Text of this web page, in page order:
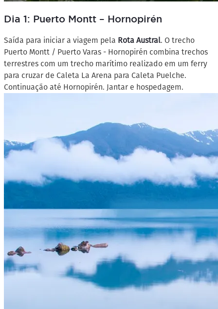
Dia 1: Puerto Montt – Hornopirén
Saída para iniciar a viagem pela Rota Austral. O trecho
Puerto Montt / Puerto Varas - Hornopirén combina trechos
terrestres com um trecho marítimo realizado em um ferry
para cruzar de Caleta La Arena para Caleta Puelche.
Continuação até Hornopirén. Jantar e hospedagem.